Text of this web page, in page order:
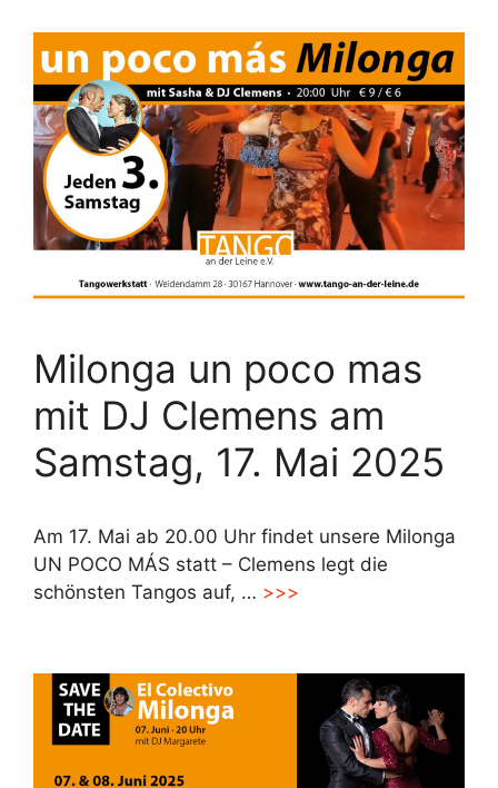
Milonga un poco mas
mit DJ Clemens am
Samstag, 17. Mai 2025
Am 17. Mai ab 20.00 Uhr findet unsere Milonga
UN POCO MÁS statt – Clemens legt die
schönsten Tangos auf, … >>>